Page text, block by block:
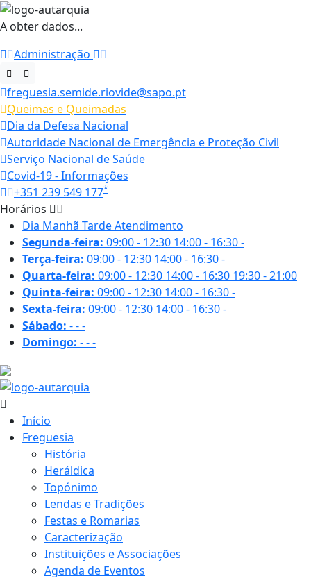
A obter dados...
Administração
freguesia.semide.riovide@sapo.pt
Queimas e Queimadas
Dia da Defesa Nacional
Autoridade Nacional de Emergência e Proteção Civil
Serviço Nacional de Saúde
Covid-19 - Informações
+351 239 549 177*
Horários
Dia Manhã TardeAtendimento
Segunda-feira: 09:00 - 12:30 14:00 - 16:30-
Terça-feira: 09:00 - 12:30 14:00 - 16:30-
Quarta-feira: 09:00 - 12:30 14:00 - 16:30 19:30 - 21:00
Quinta-feira: 09:00 - 12:30 14:00 - 16:30-
Sexta-feira: 09:00 - 12:30 14:00 - 16:30-
Sábado: ---
Domingo: ---
Início
Freguesia
História
Heráldica
Topónimo
Lendas e Tradições
Festas e Romarias
Caracterização
Instituições e Associações
Agenda de Eventos